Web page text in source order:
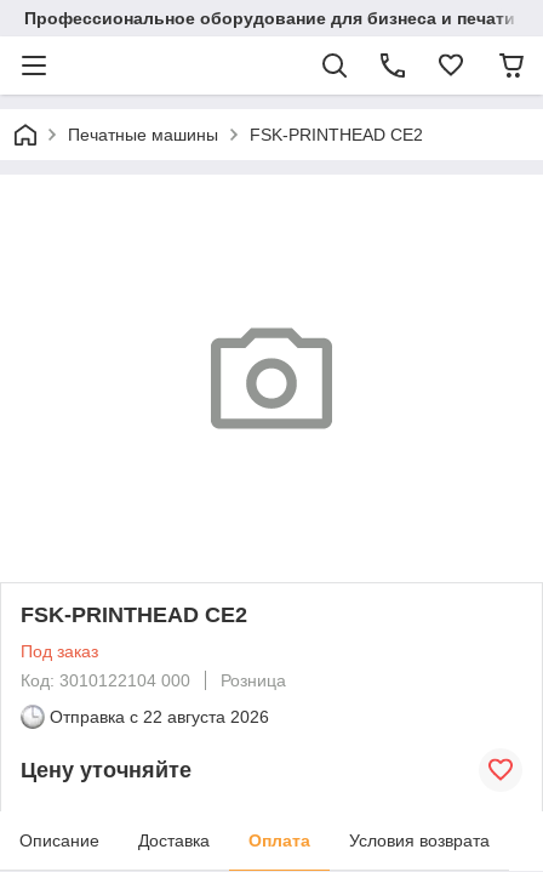
Профессиональное оборудование для бизнеса и печати в
Печатные машины FSK-PRINTHEAD CE2
FSK-PRINTHEAD CE2
Под заказ
Код: 3010122104 000
Розница
Отправка с 22 августа 2026
Цену уточняйте
Описание Доставка Оплата Условия возврата